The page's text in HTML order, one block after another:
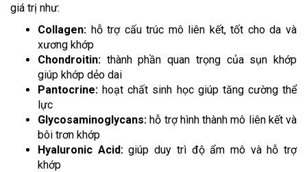
giá trị như:
Collagen: hỗ trợ cấu trúc mô liên kết, tốt cho da và
xương khớp
Chondroitin: thành phần quan trọng của sụn khớp
giúp khớp dẻo dai
Pantocrine: hoạt chất sinh học giúp tăng cường thể
lực
Glycosaminoglycans: hỗ trợ hình thành mô liên kết và
bôi trơn khớp
Hyaluronic Acid:giúp duy trì độ ẩm mô và hỗ trợ
khớp